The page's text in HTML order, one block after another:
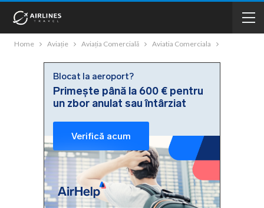
Home Aviație Aviația Comercială Aviatia Comerciala